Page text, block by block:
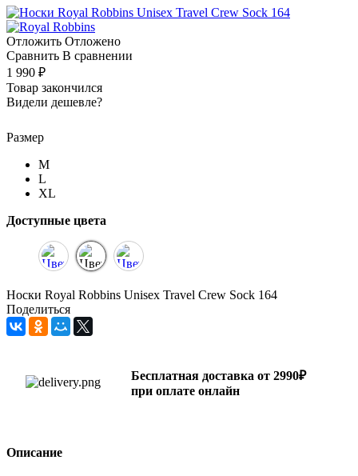
Отложить Отложено
Сравнить В сравнении
1 990 ₽
Товар закончился
Видели дешевле?
Размер
M
L
XL
Доступные цвета
Носки Royal Robbins Unisex Travel Crew Sock 164
Поделиться
Бесплатная доставка от 2990₽
при оплате онлайн
Описание